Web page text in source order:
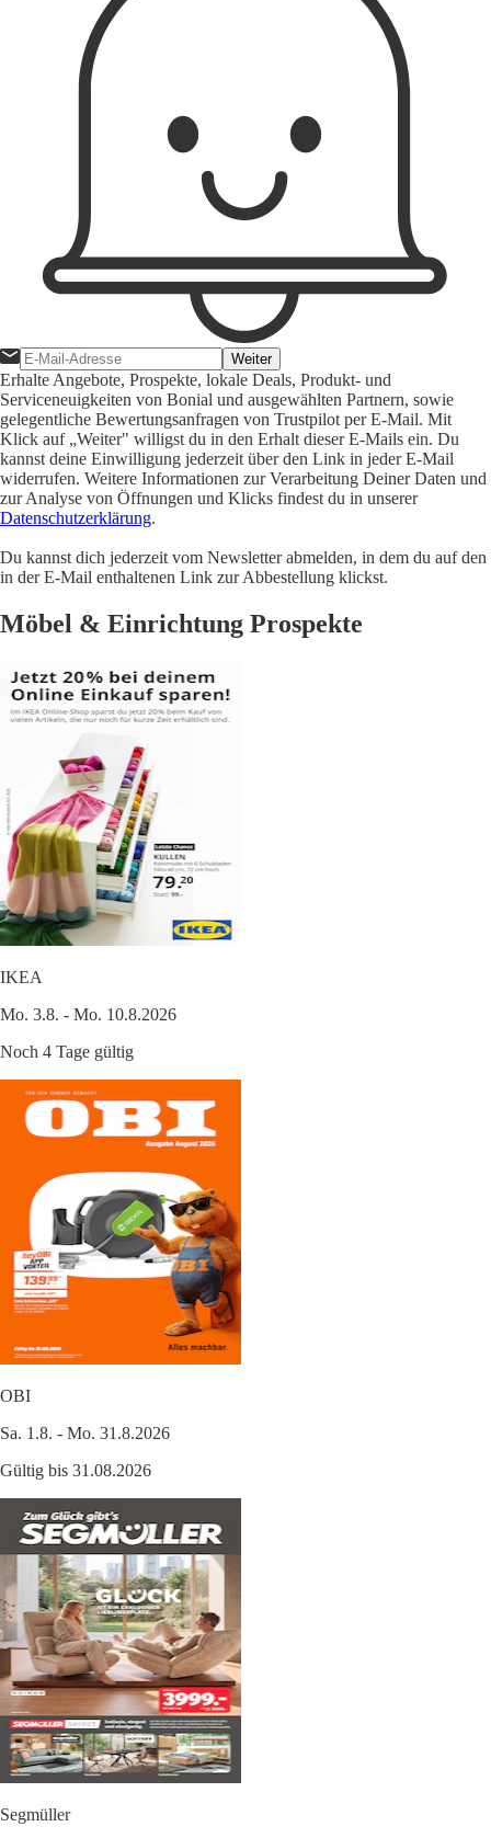
Weiter
Erhalte Angebote, Prospekte, lokale Deals, Produkt- und
Serviceneuigkeiten von Bonial und ausgewählten Partnern, sowie
gelegentliche Bewertungsanfragen von Trustpilot per E-Mail. Mit
Klick auf „Weiter" willigst du in den Erhalt dieser E-Mails ein. Du
kannst deine Einwilligung jederzeit über den Link in jeder E-Mail
widerrufen. Weitere Informationen zur Verarbeitung Deiner Daten und
zur Analyse von Öffnungen und Klicks findest du in unserer
Datenschutzerklärung.
Du kannst dich jederzeit vom Newsletter abmelden, in dem du auf den
in der E-Mail enthaltenen Link zur Abbestellung klickst.
Möbel & Einrichtung Prospekte
IKEA
Mo. 3.8. - Mo. 10.8.2026
Noch 4 Tage gültig
OBI
Sa. 1.8. - Mo. 31.8.2026
Gültig bis 31.08.2026
Segmüller